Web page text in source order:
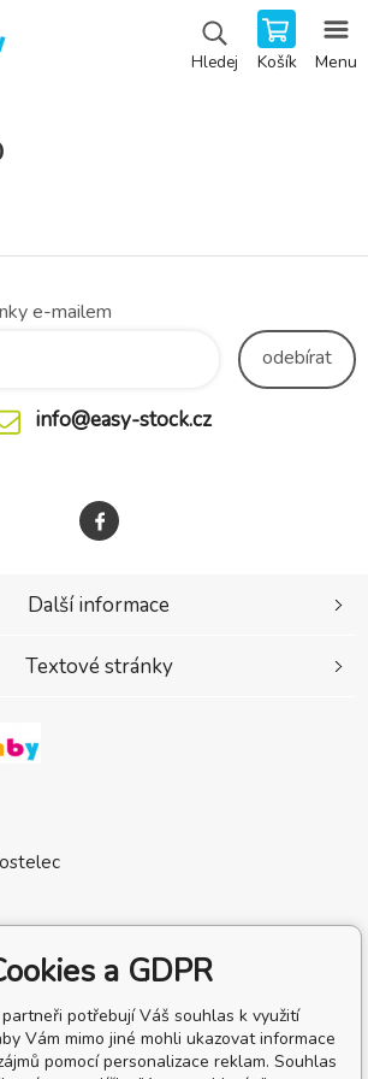
Hledej Košík Menu
e-mailem
odebírat
info@easy-stock.cz
Další informace
Textové stránky
a GDPR
potřebují Váš souhlas k využití
Vám mimo jiné mohli ukazovat informace
pomocí personalizace reklam. Souhlas